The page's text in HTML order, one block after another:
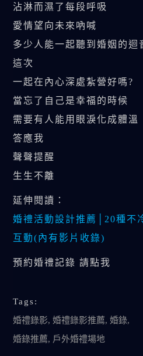
沾淋而濕了每段呼吸
愛情望向未來吶喊
多少人能一起聽到婚姻的迴
這次
一起在內心深處紮營好嗎?
當忘了自己是幸福的時候
需要有人能用眼淚化成體溫
答應我
聲聲提醒
生生不離
延伸閱讀：
婚禮活動設計推薦│20種不
互動(內有影片收錄)
預約婚禮記錄 請點我
Tags:
婚禮錄影,婚禮錄影推薦,婚錄,
婚錄推薦, 戶外婚禮場地